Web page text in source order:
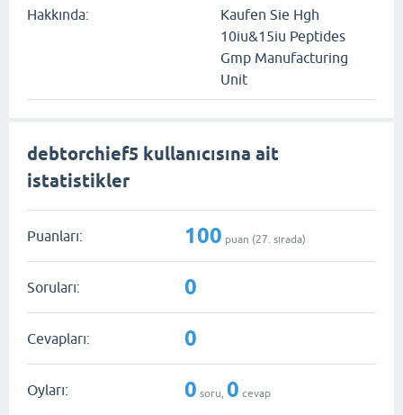
Hakkında:
Kaufen Sie Hgh
10iu&15iu Peptides
Gmp Manufacturing
Unit
debtorchief5 kullanıcısına ait
istatistikler
Puanları: 100 puan (27 . sırada)
Soruları: 0
Cevapları: 0
Oyları: 0 soru, 0 cevap